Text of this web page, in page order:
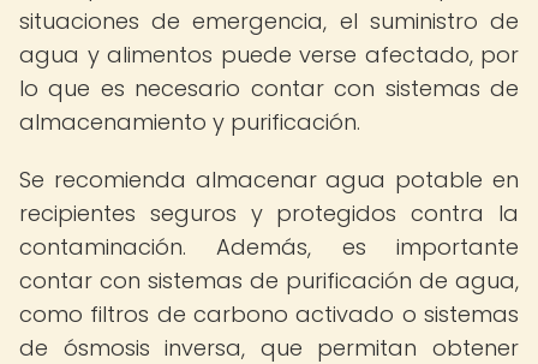
situaciones de emergencia, el suministro de
agua y alimentos puede verse afectado, por
lo que es necesario contar con sistemas de
almacenamiento y purificación.
Se recomienda almacenar agua potable en
recipientes seguros y protegidos contra la
contaminación. Además, es importante
contar con sistemas de purificación de agua,
como filtros de carbono activado o sistemas
de ósmosis inversa, que permitan obtener